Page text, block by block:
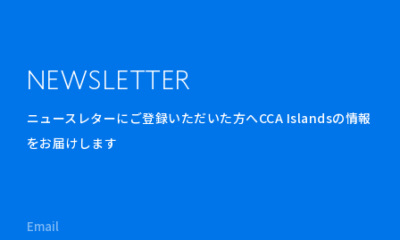
NEWSLETTER
ニュースレターにご登録いただいた方へCCA Islandsの情報
をお届けします